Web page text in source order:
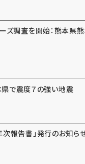
ズ調査を開始：熊本県
県で震度７の強い地震
報告書」発行のお知ら